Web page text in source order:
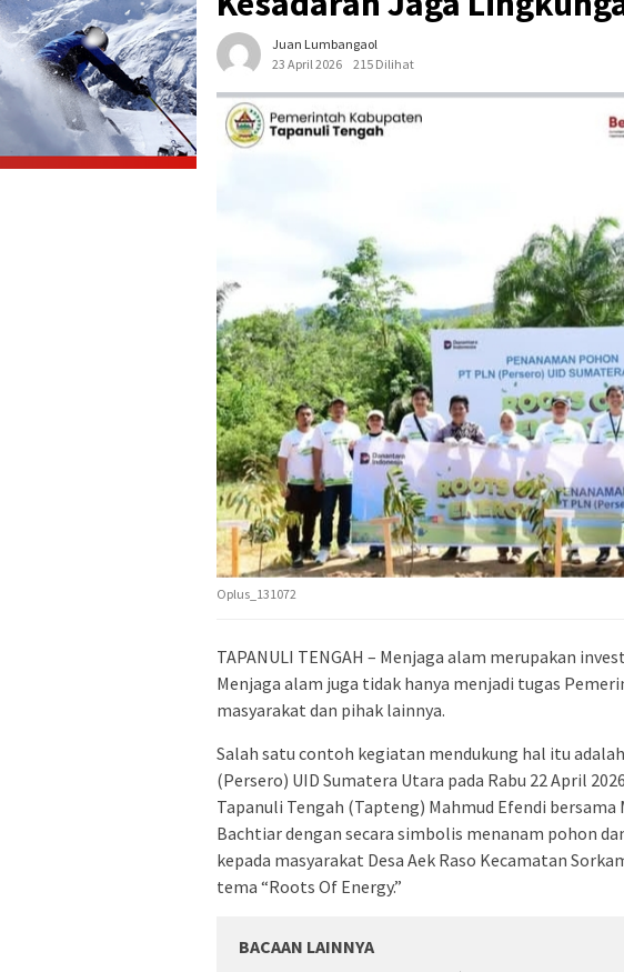
Juan Lumbangaol
23 April 2026
215 Dilihat
Oplus_131072
TAPANULI TENGAH – Menjaga alam merupakan
Menjaga alam juga tidak hanya menjadi tugas
masyarakat dan pihak lainnya.
Salah satu contoh kegiatan mendukung hal itu
(Persero) UID Sumatera Utara pada Rabu 22 April
Tapanuli Tengah (Tapteng) Mahmud Efendi bersama
Bachtiar dengan secara simbolis menanam pohon
kepada masyarakat Desa Aek Raso Kecamatan
tema “Roots Of Energy.”
BACAAN LAINNYA